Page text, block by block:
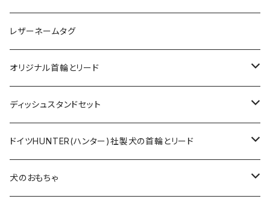
オリジナル軽量ロングリード
オリジナルロングリード
レザーネームタグ
オリジナル首輪とリード
ロープとヌメ革の首輪とリード
ヌメ革の首輪とリード
アニリンレザーの首輪とリード
ディッシュスタンドセット
無垢の木とステンレスのディッシュスタンドセット
超小型犬〜中型犬サイズ
無垢の木と陶器のディッシュスタンドセット
ドイツHUNTER(ハンター)社製犬の首輪とリード
HUNTER(ハンター）社製首輪
犬のおもちゃ